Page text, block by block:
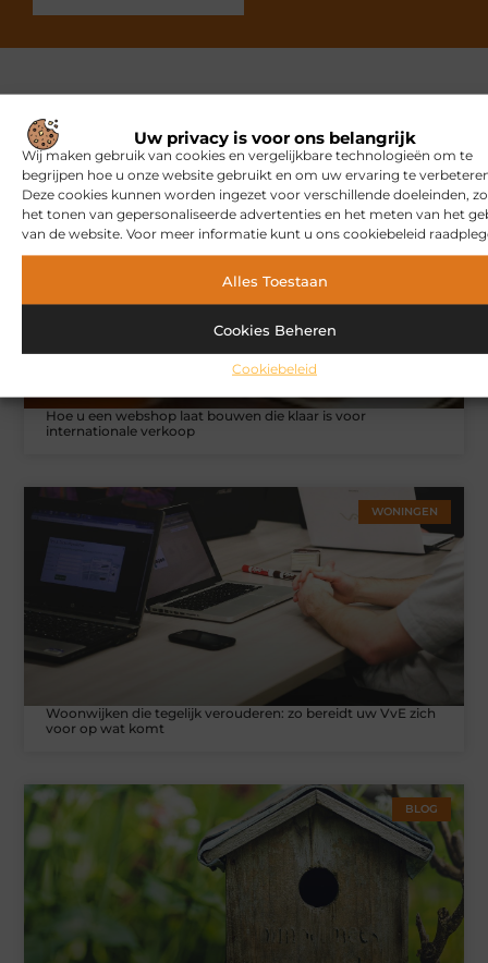
Uw privacy is voor ons belangrijk
Wij maken gebruik van cookies en vergelijkbare technologieën om te
begrijpen hoe u onze website gebruikt en om uw ervaring te
Deze cookies kunnen worden ingezet voor verschillende doeleinden,
het tonen van gepersonaliseerde advertenties en het meten van het
van de website. Voor meer informatie kunt u ons cookiebeleid
Alles Toestaan
Cookies Beheren
Cookiebeleid
Gerelateerde artikelendie u
mogelijk interesseren
MARKETING
Hoe u een webshop laat bouwen die klaar is voor
internationale verkoop
WONINGEN
Woonwijken die tegelijk verouderen: zo bereidt uw VvE zich
voor op wat komt
BLOG